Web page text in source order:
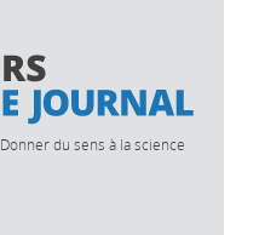
Donner du sens à la science